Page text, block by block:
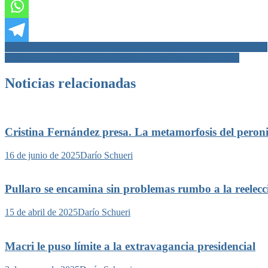
Navegación
de
entradas
Noticias relacionadas
Cristina Fernández presa. La metamorfosis del
16 de junio de 2025Darío Schueri
Pullaro se encamina sin problemas rumbo a la
15 de abril de 2025Darío Schueri
Macri le puso límite a la extravagancia presidencial